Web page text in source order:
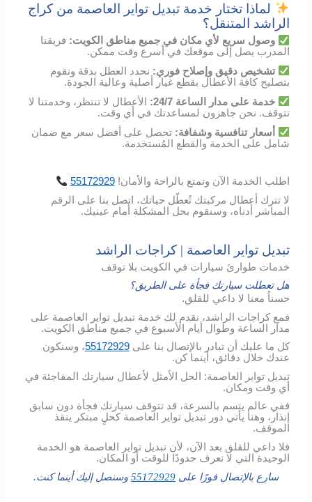
لماذا تختار خدمة تبديل تواير العاصمة من كراج
الراشد المتنقل؟
وصول سريع لأي مكان في جميع مناطق الكويت: فريقنا
المدرب يصل إلى موقعك في أسرع وقت ممكن.
تشخيص دقيق وإصلاح فوري: نحدد العطل بدقة ونقوم
بتصليح كافة الأعطال بقطع غيار أصلية وعالية الجودة.
خدمة على مدار الساعة 24/7: الأعطال لا تنتظر، وخدمتنا لا
تتوقف. نحن جاهزون لمساعدتك في أي وقت.
أسعار تنافسية وشفافة: تحصل على أفضل سعر مع ضمان
شامل على الخدمة والقطع المُستخدمة.
اطلب الخدمة الآن وتمتع بالراحة والأمان!
55172929
لا تترك أعطال مركبتك تُعطّل حياتك، اتصل بنا على الرقم
المباشر أدناه، وسنقوم بحل المشكلة أمام عينيك.
تبديل تواير العاصمة | كراجات الراشد
خدمات طوارئ سيارات في الكويت بلا توقف
هل تعطلت سيارتك فجأة على الطريق؟
حسناُ معنا لا داعي للقلق.
فمع كراجات الراشد، نقدم لك خدمة تبديل تواير العاصمة على
مدار الساعة وطوال أيام الأسبوع في جميع مناطق الكويت.
كل ما عليك أن تبادر بالإتصال بنا على55172929، وسنكون
عندك خلال دقائق، أينما كن.
تبديل تواير العاصمة: الحل الأمثل لأعطال سيارتك المفاجئة في
أي وقت ومكان.
ففي عالم يتسم بالسرعة، قد تتوقف سيارتك فجأة دون سابق
إنذار، وهنا يأتي دور تبديل تواير العاصمة كحلٍ مبتكر ينقذ
الموقف.
فلا داعي للقلق بعد الآن، لأن تبديل تواير العاصمة هو الخدمة
الوحيدة التي لا تعرف حدودًا للوقت أو المكان.
سارع بالإتصال فورًا على 55172929 وسنصل إليك أينما كنت.